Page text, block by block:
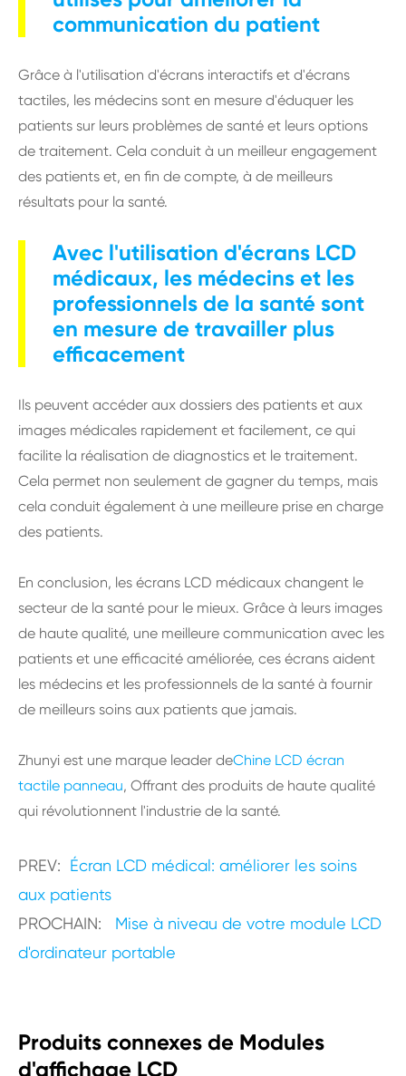
communication du patient
Grâce à l'utilisation d'écrans interactifs et d'écrans
tactiles, les médecins sont en mesure d'éduquer les
patients sur leurs problèmes de santé et leurs options
de traitement. Cela conduit à un meilleur engagement
des patients et, en fin de compte, à de meilleurs
résultats pour la santé.
Avec l'utilisation d'écrans LCD
médicaux, les médecins et les
professionnels de la santé sont
en mesure de travailler plus
efficacement
Ils peuvent accéder aux dossiers des patients et aux
images médicales rapidement et facilement, ce qui
facilite la réalisation de diagnostics et le traitement.
Cela permet non seulement de gagner du temps, mais
cela conduit également à une meilleure prise en charge
des patients.
En conclusion, les écrans LCD médicaux changent le
secteur de la santé pour le mieux. Grâce à leurs images
de haute qualité, une meilleure communication avec les
patients et une efficacité améliorée, ces écrans aident
les médecins et les professionnels de la santé à fournir
de meilleurs soins aux patients que jamais.
Zhunyi est une marque leader deChine LCD écran
tactile panneau, Offrant des produits de haute qualité
qui révolutionnent l'industrie de la santé.
PREV: Écran LCD médical: améliorer les soins
aux patients
PROCHAIN: Mise à niveau de votre module LCD
d'ordinateur portable
Produits connexes de Modules
d'affichage LCD